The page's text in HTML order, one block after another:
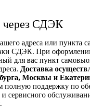
через СДЭК
адреса или пункта
СДЭК. При
для вас пункт
Доставка
Москвы и
полную поддержку по
и сервисного